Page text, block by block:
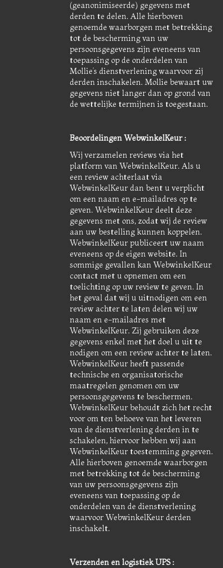
(geanonimiseerde) gegevens met
derden te delen. Alle hierboven
genoemde waarborgen met betrekking
tot de bescherming van uw
persoonsgegevens zijn eveneens van
toepassing op de onderdelen van
Mollie’s dienstverlening waarvoor zij
derden inschakelen. Mollie bewaart uw
gegevens niet langer dan op grond van
de wettelijke termijnen is toegestaan.
Beoordelingen WebwinkelKeur :
Wij verzamelen reviews via het
platform van WebwinkelKeur. Als u
een review achterlaat via
WebwinkelKeur dan bent u verplicht
om een naam en e-mailadres op te
geven. WebwinkelKeur deelt deze
gegevens met ons, zodat wij de review
aan uw bestelling kunnen koppelen.
WebwinkelKeur publiceert uw naam
eveneens op de eigen website. In
sommige gevallen kan WebwinkelKeur
contact met u opnemen om een
toelichting op uw review te geven. In
het geval dat wij u uitnodigen om een
review achter te laten delen wij uw
naam en e-mailadres met
WebwinkelKeur. Zij gebruiken deze
gegevens enkel met het doel u uit te
nodigen om een review achter te laten.
WebwinkelKeur heeft passende
technische en organisatorische
maatregelen genomen om uw
persoonsgegevens te beschermen.
WebwinkelKeur behoudt zich het recht
voor om ten behoeve van het leveren
van de dienstverlening derden in te
schakelen, hiervoor hebben wij aan
WebwinkelKeur toestemming gegeven.
Alle hierboven genoemde waarborgen
met betrekking tot de bescherming
van uw persoonsgegevens zijn
eveneens van toepassing op de
onderdelen van de dienstverlening
waarvoor WebwinkelKeur derden
inschakelt.
Verzenden en logistiek UPS :